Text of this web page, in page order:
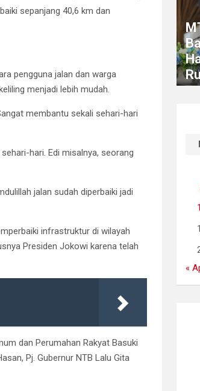
sepanjang 40,6 km dan
pengguna jalan dan warga
menjadi lebih mudah.
membantu sekali sehari-hari
hari. Edi misalnya, seorang
jalan sudah diperbaiki jadi
infrastruktur di wilayah
Presiden Jokowi karena telah
dan Perumahan Rakyat Basuki
Pj. Gubernur NTB Lalu Gita
«